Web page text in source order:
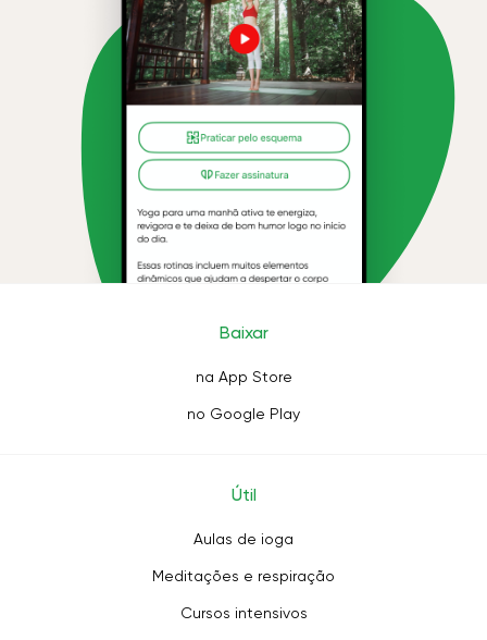
Baixar
na App Store
no Google Play
Útil
Aulas de ioga
Meditações e respiração
Cursos intensivos